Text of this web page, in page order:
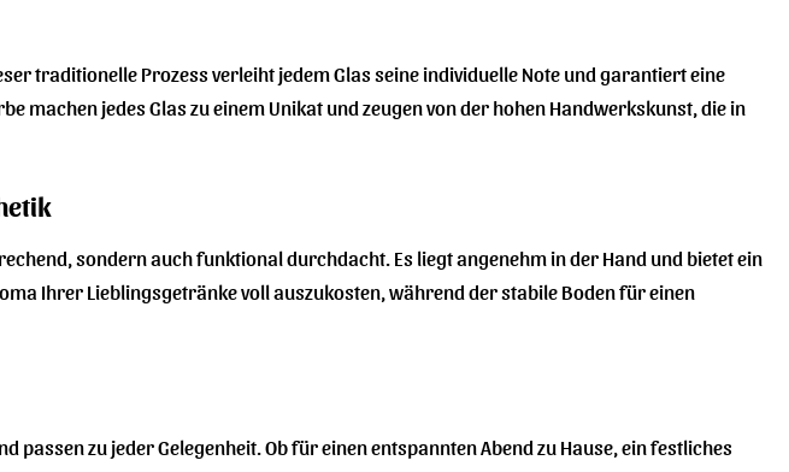
traditionelle Prozess verleiht jedem Glas seine individuelle Note und garantiert eine
machen jedes Glas zu einem Unikat und zeugen von der hohen Handwerkskunst, die in
sondern auch funktional durchdacht. Es liegt angenehm in der Hand und bietet ein
Ihrer Lieblingsgetränke voll auszukosten, während der stabile Boden für einen
passen zu jeder Gelegenheit. Ob für einen entspannten Abend zu Hause, ein festliches